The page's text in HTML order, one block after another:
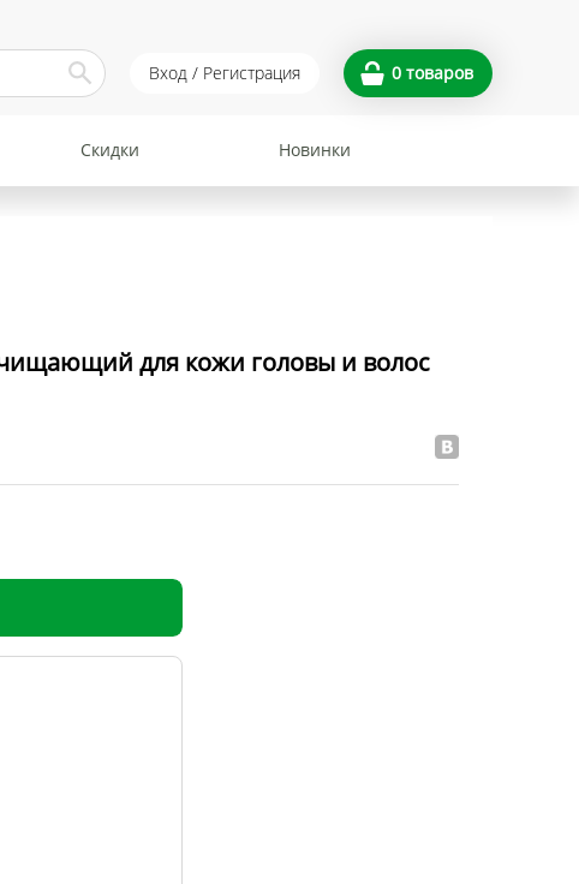
Вход / Регистрация 0 товаров
Скидки Новинки
очищающий для кожи головы и волос